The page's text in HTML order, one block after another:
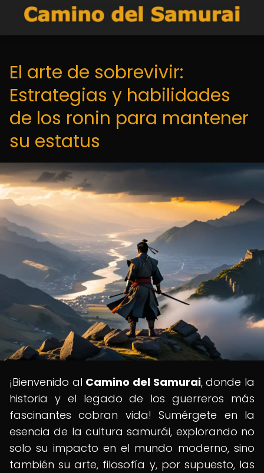
El arte de sobrevivir:
Estrategias y habilidades
de los ronin para mantener
su estatus
¡Bienvenido al Camino del Samurai, donde la
historia y el legado de los guerreros más
fascinantes cobran vida! Sumérgete en la
esencia de la cultura samurái, explorando no
solo su impacto en el mundo moderno, sino
también su arte, filosofía y, por supuesto, las